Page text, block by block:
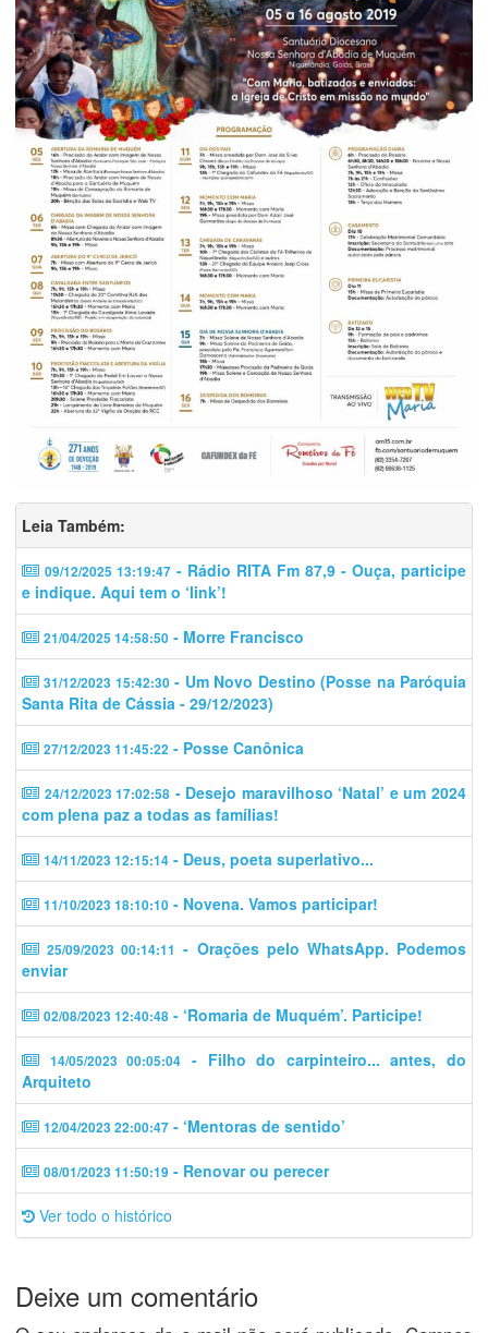
Leia Também:
09/12/2025 13:19:47 - Rádio RITA Fm 87,9 - Ouça, participe
e indique. Aqui tem o ‘link’!
21/04/2025 14:58:50 - Morre Francisco
31/12/2023 15:42:30- Um Novo Destino (Posse na Paróquia
Santa Rita de Cássia - 29/12/2023)
27/12/2023 11:45:22 - Posse Canônica
24/12/2023 17:02:58 - Desejo maravilhoso ‘Natal’ e um 2024
com plena paz a todas as famílias!
14/11/2023 12:15:14 - Deus, poeta superlativo...
11/10/2023 18:10:10 - Novena. Vamos participar!
25/09/2023 00:14:11 - Orações pelo WhatsApp. Podemos
enviar
02/08/2023 12:40:48 - ‘Romaria de Muquém’. Participe!
14/05/2023 00:05:04 - Filho do carpinteiro... antes, do
Arquiteto
12/04/2023 22:00:47 - ‘Mentoras de sentido’
08/01/2023 11:50:19 - Renovar ou perecer
Ver todo o histórico
Deixe um comentário